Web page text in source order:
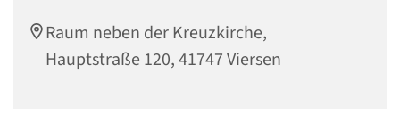
Raum neben der Kreuzkirche,
Hauptstraße 120, 41747 Viersen